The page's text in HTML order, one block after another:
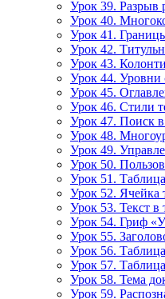
Урок 39. Разрыв
Урок 40.
Урок 41.
Урок 42.
Урок 43.
Урок 44. Уровни
Урок 45.
Урок 46. Стили
Урок 47. Поиск
Урок 48.
Урок 49.
Урок 50.
Урок 51.
Урок 52. Ячейка
Урок 53. Текст в
Урок 54. Гриф
Урок 55.
Урок 56.
Урок 57.
Урок 58. Тема
Урок 59.